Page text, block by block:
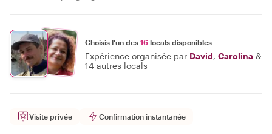
Choisis l'un des 16 locals disponibles
Expérience organisée par David, Carolina &
14 autres locals
Visite privée Confirmation instantanée